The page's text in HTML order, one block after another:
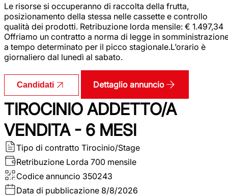
Le risorse si occuperanno di raccolta della frutta,
posizionamento della stessa nelle cassette e controllo
qualità dei prodotti. Retribuzione lorda mensile: € 1.497,34
Offriamo un contratto a norma di legge in
a tempo determinato per il picco stagionale.L’orario è
giornaliero dal lunedì al sabato.
Candidati Dettaglio annuncio
TIROCINIO ADDETTO/A
VENDITA - 6 MESI
Tipo di contratto Tirocinio/Stage
Retribuzione Lorda 700 mensile
Codice annuncio 350243
Data di pubblicazione 8/8/2026